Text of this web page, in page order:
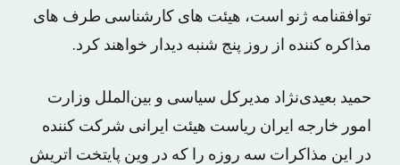
توافقنامه ژنو است، هیئت های کارشناسی طرف های
مذاکره کننده از روز پنج شنبه دیدار خواهند کرد.
حمید بعیدی‌نژاد مدیرکل سیاسی و بین‌الملل وزارت
امور خارجه ایران ریاست هیئت ایرانی شرکت کننده
در این مذاکرات سه روزه را که در وین پایتخت اتریش